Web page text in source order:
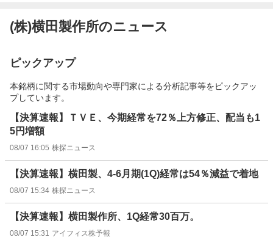
(株)横田製作所のニュース
ピックアップ
本銘柄に関する市場動向や専門家による分析記事等をピックアッ
プしています。
【決算速報】ＴＶＥ、今期経常を72％上方修正、配当も1
5円増額
08/07 16:05 株探ニュース
【決算速報】横田製、4-6月期(1Q)経常は54％減益で着地
08/07 15:34 株探ニュース
【決算速報】横田製作所、1Q経常30百万。
08/07 15:31 アイフィス株予報